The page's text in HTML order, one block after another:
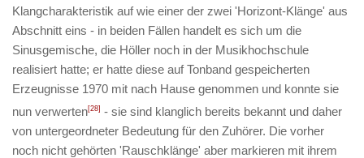
Klangcharakteristik auf wie einer der zwei 'Horizont-Klänge' aus
Abschnitt eins - in beiden Fällen handelt es sich um die
Sinusgemische, die Höller noch in der Musikhochschule
realisiert hatte; er hatte diese auf Tonband gespeicherten
Erzeugnisse 1970 mit nach Hause genommen und konnte sie
nun verwerten[28] - sie sind klanglich bereits bekannt und daher
von untergeordneter Bedeutung für den Zuhörer. Die vorher
noch nicht gehörten 'Rauschklänge' aber markieren mit ihrem